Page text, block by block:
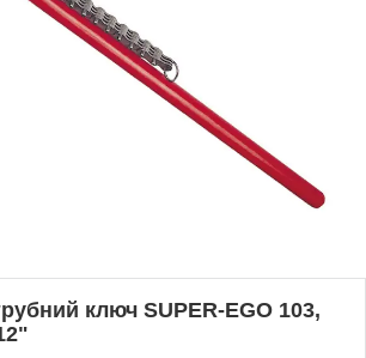
ключ SUPER-EGO 103,